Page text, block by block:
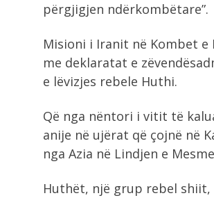
përgjigjen ndërkombëtare”.
Misioni i Iranit në Kombet
me deklaratat e
e lëvizjes rebele Huthi.
Që nga nëntori i vitit të
anije në ujërat që çojnë në
nga Azia në Lindjen e
Huthët, një grup rebel shiit,